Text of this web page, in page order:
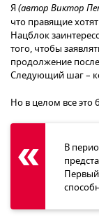
Я (автор Виктор
что правящие
Нацблок
того, чтобы
продолжение
Следующий шаг –
Но в целом все это
В
Первый